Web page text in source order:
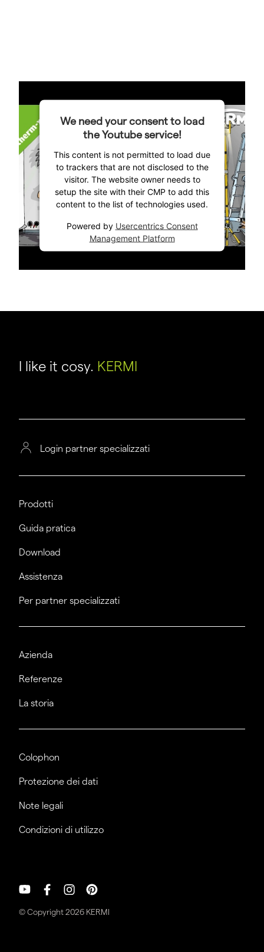
We need your consent to load
the Youtube service!
This content is not permitted to load due
to trackers that are not disclosed to the
visitor. The website owner needs to
setup the site with their CMP to add this
content to the list of technologies used.
Powered by Usercentrics Consent
Management Platform
I like it cosy. KERMI
Login partner specializzati
Prodotti
Guida pratica
Download
Assistenza
Per partner specializzati
Azienda
Referenze
La storia
Colophon
Protezione dei dati
Note legali
Condizioni di utilizzo
© Copyright 2026 KERMI